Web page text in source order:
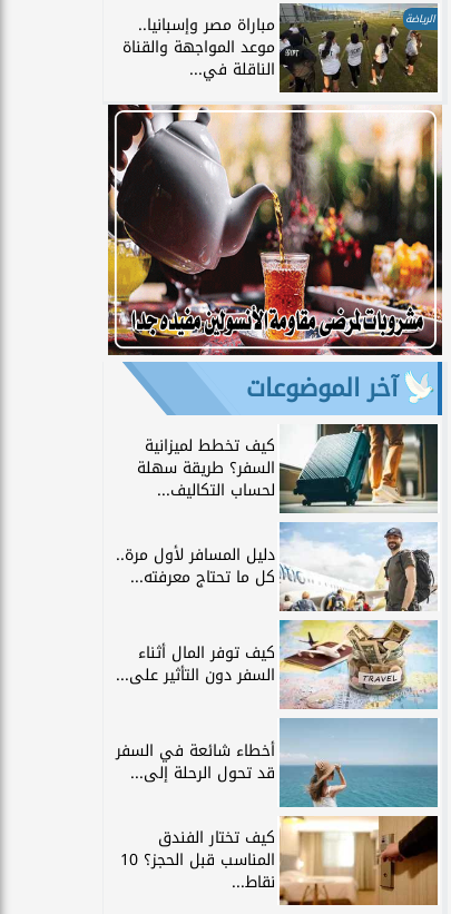
الرياضة مباراة مصر وإسبانيا..
موعد المواجهة والقناة
الناقلة في...
آخر الموضوعات
كيف تخطط لميزانية
السفر؟ طريقة سهلة
لحساب التكاليف...
دليل المسافر لأول مرة..
كل ما تحتاج معرفته...
كيف توفر المال أثناء
السفر دون التأثير على...
أخطاء شائعة في السفر
قد تحول الرحلة إلى...
كيف تختار الفندق
المناسب قبل الحجز؟ 10
نقاط...